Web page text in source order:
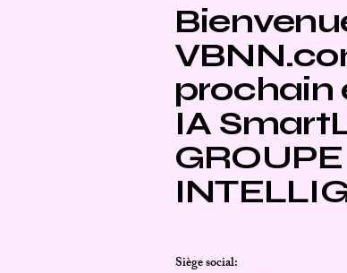
prochain
IA
Siège social: